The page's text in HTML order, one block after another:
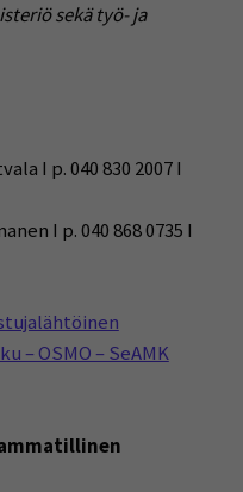
sekä työ- ja
I p. 040 830 2007 I
I p. 040 868 0735 I
– OSMO – SeAMK